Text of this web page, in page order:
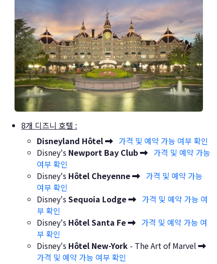
8개 디즈니 호텔 :
Disneyland Hôtel
가격 및 예약 가능 여부 확인
Disney's Newport Bay Club
가격 및 예약 가능
여부 확인
Disney's Hôtel Cheyenne
가격 및 예약 가능
여부 확인
Disney's Sequoia Lodge
가격 및 예약 가능 여
부 확인
Disney's Hôtel Santa Fe
가격 및 예약 가능 여
부 확인
Disney's Hôtel New-York - The Art of Marvel
가격 및 예약 가능 여부 확인